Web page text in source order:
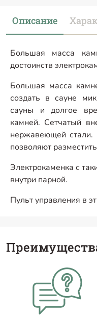
Описание
Большая масса
достоинств
Большая масса
создать в сауне
сауны и долгое
камней. Сетчатый
нержавеющей стали.
позволяют
Электрокаменка с
внутри парной.
Пульт управления в